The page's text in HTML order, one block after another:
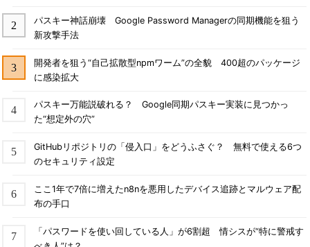
パスキー神話崩壊 Google Password Managerの同期機能を狙う
新攻撃手法
開発者を狙う“自己拡散型npmワーム”の全貌 400超のパッケージ
に感染拡大
パスキー万能説破れる？ Google同期パスキー実装に見つかっ
た“想定外の穴”
GitHubリポジトリの「侵入口」をどうふさぐ？ 無料で使える6つ
のセキュリティ設定
ここ1年で7倍に増えたn8nを悪用したデバイス追跡とマルウェア配
布の手口
「パスワードを使い回している人」が6割超 情シスが“特に警戒す